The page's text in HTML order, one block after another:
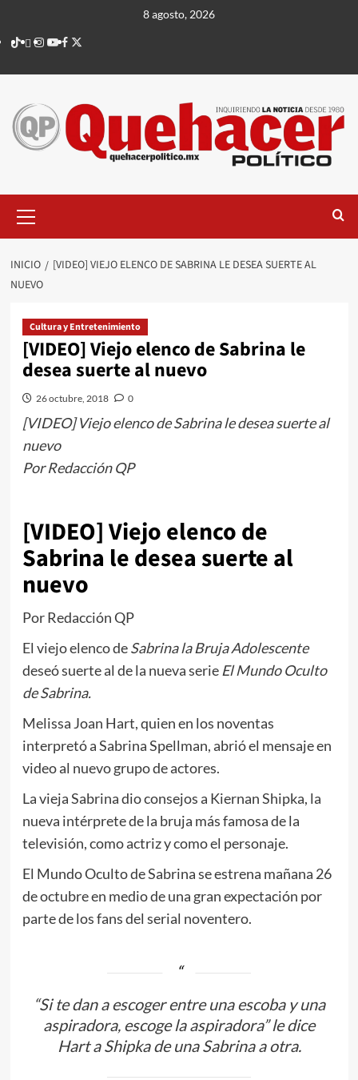
contenido
8 agosto, 2026
TikTok
threads
Instagram
Youtube
Facebook
X
principal
INICIO
[VIDEO] VIEJO ELENCO DE SABRINA LE DESEA SUERTE AL
NUEVO
Cultura y Entretenimiento
[VIDEO] Viejo elenco de Sabrina le
desea suerte al nuevo
26 octubre, 2018 0
[VIDEO] Viejo elenco de Sabrina le desea suerte al
nuevo
Por Redacción QP
[VIDEO] Viejo elenco de
Sabrina le desea suerte al
nuevo
Por Redacción QP
El viejo elenco deSabrina la Bruja Adolescente
deseó suerte al de la nueva serie El Mundo Oculto
de Sabrina.
Melissa Joan Hart, quien en los noventas
interpretó a Sabrina Spellman, abrió el mensaje en
video al nuevo grupo de actores.
La vieja Sabrina dio consejos a Kiernan Shipka, la
nueva intérprete de la bruja más famosa de la
televisión, como actriz y como el personaje.
El Mundo Oculto de Sabrina se estrena mañana 26
de octubre en medio de una gran expectación por
parte de los fans del serial noventero.
“Si te dan a escoger entre una escoba y una
aspiradora, escoge la aspiradora” le dice
Hart a Shipka de una Sabrina a otra.